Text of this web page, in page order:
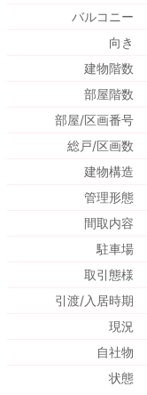
バルコニー
向き
建物階数
部屋階数
部屋/区画番号
総戸/区画数
建物構造
管理形態
間取内容
駐車場
取引態様
引渡/入居時期
現況
自社物
状態